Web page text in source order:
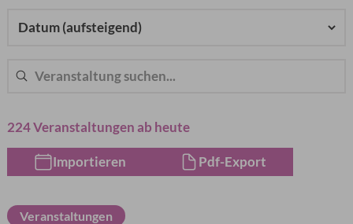
224 Veranstaltungen ab heute
Importieren Pdf-Export
20 Ergebnisse gefunden
Veranstaltungen